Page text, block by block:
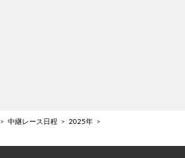
中継レース日程
2025年